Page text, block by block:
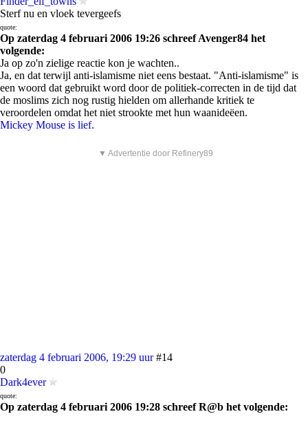
Sterf nu en vloek tevergeefs
quote:
Op zaterdag 4 februari 2006 19:26 schreef Avenger84 het
volgende:
Ja op zo'n zielige reactie kon je wachten..
Ja, en dat terwijl anti-islamisme niet eens bestaat. "Anti-islamisme" is
een woord dat gebruikt word door de politiek-correcten in de tijd dat
de moslims zich nog rustig hielden om allerhande kritiek te
veroordelen omdat het niet strookte met hun waanideëen.
Mickey Mouse is lief.
▼ Advertentie door Refinery89
zaterdag 4 februari 2006, 19:29 uur #14
0
Dark4ever
quote:
Op zaterdag 4 februari 2006 19:28 schreef R@b het volgende: